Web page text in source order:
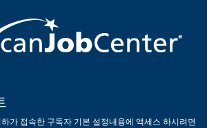
가 접속한 구독자 기본 설정내용에 액세스 하시려면